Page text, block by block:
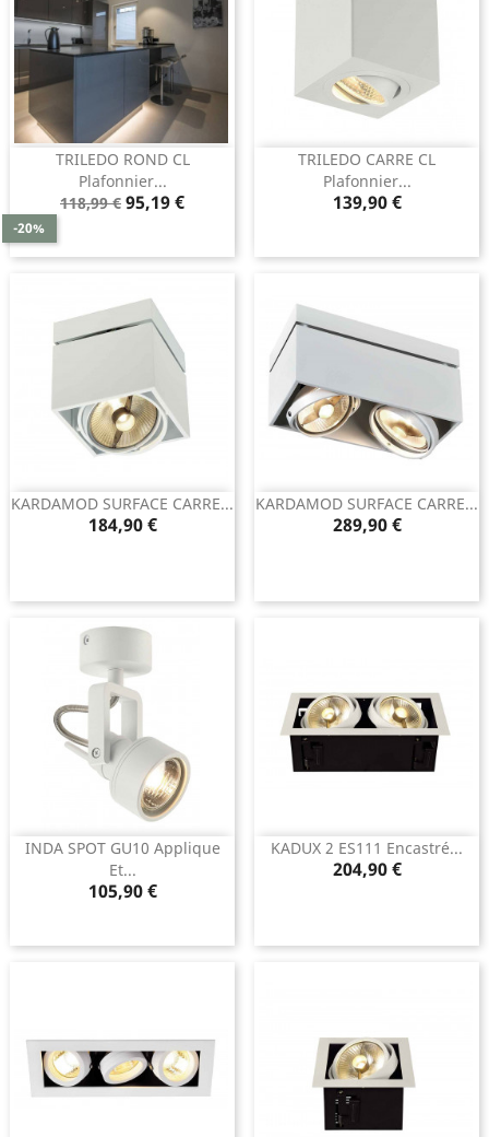
TRILEDO ROND CL
Plafonnier...
Prix
118,99 €
-20%
Prix
95,19 €
TRILEDO CARRE CL
Plafonnier...
Prix
139,90 €
KARDAMOD SURFACE CARRE...
Prix
184,90 €
KARDAMOD SURFACE CARRE...
Prix
289,90 €
INDA SPOT GU10 Applique
Et...
Prix
105,90 €
KADUX 2 ES111 Encastré...
Prix
204,90 €